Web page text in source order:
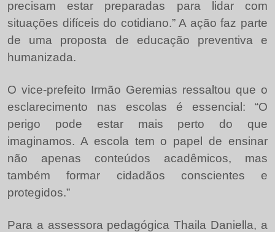
precisam estar preparadas para lidar com
situações difíceis do cotidiano.” A ação faz parte
de uma proposta de educação preventiva e
humanizada.
O vice-prefeito Irmão Geremias ressaltou que o
esclarecimento nas escolas é essencial: “O
perigo pode estar mais perto do que
imaginamos. A escola tem o papel de ensinar
não apenas conteúdos acadêmicos, mas
também formar cidadãos conscientes e
protegidos.”
Para a assessora pedagógica Thaila Daniella, a